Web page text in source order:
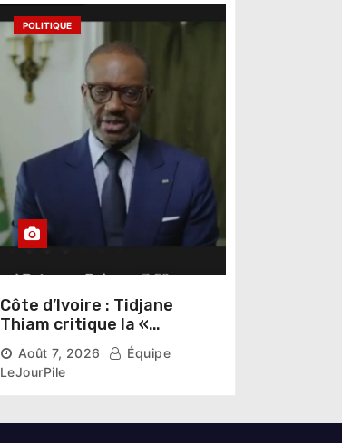
POLITIQUE
Côte d’Ivoire : Tidjane
Thiam critique la «
judiciarisation » de la
politique et appelle à
poursuivre l’apaisement
Août 7, 2026
Équipe
LeJourPile